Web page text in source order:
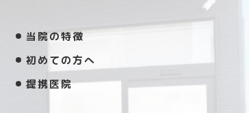
当院の特徴
初めての方へ
提携医院